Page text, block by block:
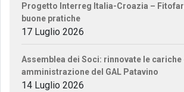
Progetto Interreg Italia-Croazia –
buone pratiche
17 Luglio 2026
Assemblea dei Soci: rinnovate le cariche
amministrazione del GAL Patavino
14 Luglio 2026